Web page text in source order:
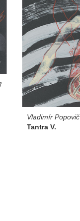
Vladimír Popovič
Tantra V.